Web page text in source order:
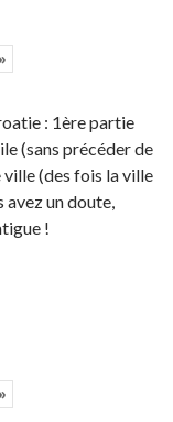
: 1ère partie
(sans précéder de
ville (des fois la ville
avez un doute,
!